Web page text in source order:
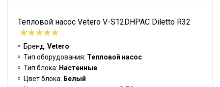
Тепловой насос Vetero V-S12DHPAC Diletto R32
Бренд: Vetero
Тип оборудования: Тепловой насос
Тип блока: Настенные
Цвет блока: Белый